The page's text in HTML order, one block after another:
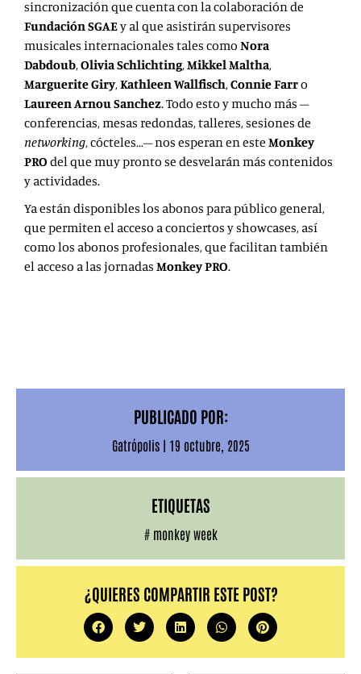
sincronización que cuenta con la colaboración de
Fundación SGAEy al que asistirán supervisores
musicales internacionales tales como Nora
Dabdoub,Olivia Schlichting,Mikkel Maltha,
Marguerite Giry,Kathleen Wallfisch,Connie Farro
Laureen Arnou Sanchez. Todo esto y mucho más –
conferencias, mesas redondas, talleres, sesiones de
networking, cócteles…– nos esperan en este Monkey
PRO del que muy pronto se desvelarán más contenidos
y actividades.
Ya están disponibles los abonos para público general,
que permiten el acceso a conciertos y showcases, así
como los abonos profesionales, que facilitan también
el acceso a las jornadas Monkey PRO.
PUBLICADO POR:
Gatrópolis | 19 octubre, 2025
ETIQUETAS
# monkey week
¿QUIERES COMPARTIR ESTE POST?